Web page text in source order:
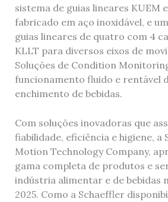
sistema de guias lineares KUEM
fabricado em aço inoxidável, e
guias lineares de quatro com 4
KLLT para diversos eixos de
Soluções de Condition
funcionamento fluido e rentável
enchimento de bebidas.
Com soluções inovadoras que
fiabilidade, eficiência e higiene, a
Motion Technology Company,
gama completa de produtos e
indústria alimentar e de bebidas
2025. Como a Schaeffler